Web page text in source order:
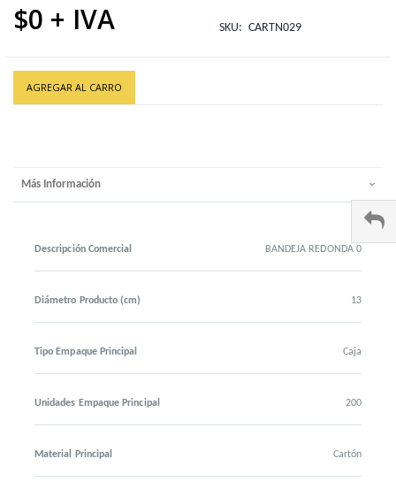
$0 SKU CARTN029
AGREGAR AL CARRO
Más Información
Descripción Comercial BANDEJA REDONDA 0
Diámetro Producto (cm) 13
Tipo Empaque Principal Caja
Unidades Empaque Principal 200
Material Principal Cartón